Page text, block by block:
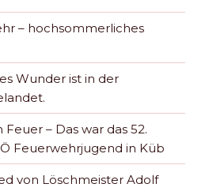
– hochsommerliches
Wunder ist in der
– Das war das 52.
Feuerwehrjugend in Küb
von Löschmeister Adolf